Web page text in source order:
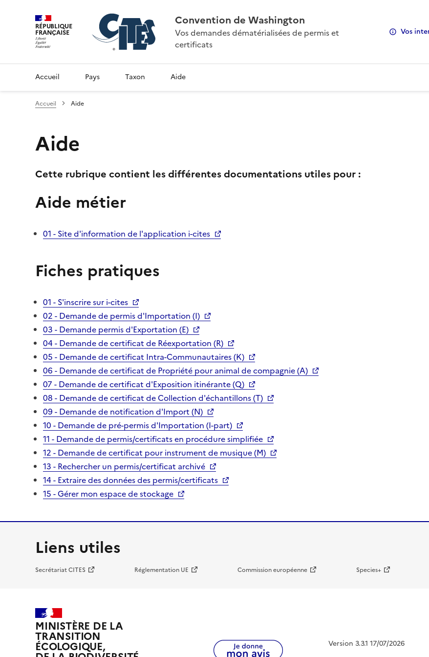
RÉPUBLIQUE
FRANÇAISE
Convention de Washington
Vos demandes dématérialisées de permis et
certificats
Vos
Accueil Pays Taxon Aide
Accueil Aide
Aide
Cette rubrique contient les différentes documentations utiles pour :
Aide métier
01 - Site d'information de l'application i-cites
Fiches pratiques
01 - S'inscrire sur i-cites
02 - Demande de permis d'Importation (I)
03 - Demande permis d'Exportation (E)
04 - Demande de certificat de Réexportation (R)
05 - Demande de certificat Intra-Communautaires (K)
06 - Demande de certificat de Propriété pour animal de compagnie (A)
07 - Demande de certificat d'Exposition itinérante (Q)
08 - Demande de certificat de Collection d'échantillons (T)
09 - Demande de notification d'Import (N)
10 - Demande de pré-permis d'Importation (I-part)
11 - Demande de permis/certificats en procédure simplifiée
12 - Demande de certificat pour instrument de musique (M)
13 - Rechercher un permis/certificat archivé
14 - Extraire des données des permis/certificats
15 - Gérer mon espace de stockage
Liens utiles
Secrétariat CITES Réglementation UE Commission européenne Species+
MINISTÈRE DE LA
TRANSITION
ÉCOLOGIQUE, Version 3.3.1 17/07/2026